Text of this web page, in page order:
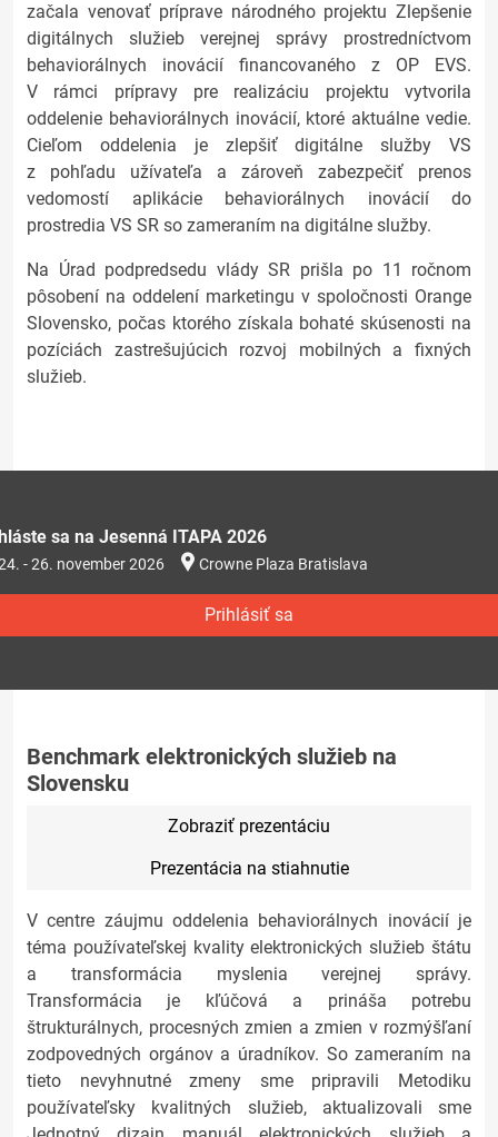
začala venovať príprave národného projektu Zlepšenie
digitálnych služieb verejnej správy prostredníctvom
behaviorálnych inovácií financovaného z OP EVS.
V rámci prípravy pre realizáciu projektu vytvorila
oddelenie behaviorálnych inovácií, ktoré aktuálne vedie.
Cieľom oddelenia je zlepšiť digitálne služby VS
z pohľadu užívateľa a zároveň zabezpečiť prenos
vedomostí aplikácie behaviorálnych inovácií do
prostredia VS SR so zameraním na digitálne služby.
Na Úrad podpredsedu vlády SR prišla po 11 ročnom
pôsobení na oddelení marketingu v spoločnosti Orange
Slovensko, počas ktorého získala bohaté skúsenosti na
pozíciách zastrešujúcich rozvoj mobilných a fixných
služieb.
sa na Jesenná ITAPA 2026
- 26. november 2026 Crowne Plaza Bratislava
Prihlásiť sa
Benchmark elektronických služieb na
Slovensku
Zobraziť prezentáciu
Prezentácia na stiahnutie
V centre záujmu oddelenia behaviorálnych inovácií je
téma používateľskej kvality elektronických služieb štátu
a transformácia myslenia verejnej správy.
Transformácia je kľúčová a prináša potrebu
štrukturálnych, procesných zmien a zmien v rozmýšľaní
zodpovedných orgánov a úradníkov. So zameraním na
tieto nevyhnutné zmeny sme pripravili Metodiku
používateľsky kvalitných služieb, aktualizovali sme